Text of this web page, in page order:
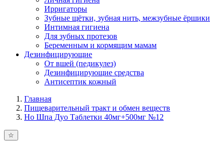
Ирригаторы
Зубные щётки, зубная нить, межзубные ёршики
Интимная гигиена
Для зубных протезов
Беременным и кормящим мамам
Дезинфицирующие
От вшей (педикулез)
Дезинфицирующие средства
Антисептик кожный
Главная
Пищеварительный тракт и обмен веществ
Но Шпа Дуо Таблетки 40мг+500мг №12